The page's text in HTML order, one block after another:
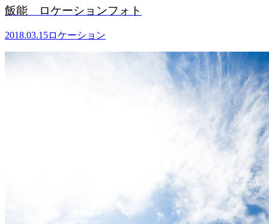
飯能 ロケーションフォト
2018.03.15ロケーション